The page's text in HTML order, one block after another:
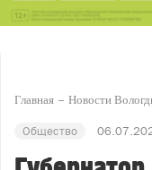
Главная Новости
Общество